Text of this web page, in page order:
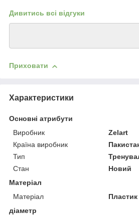
Дивитись всі відгуки
Приховати
Характеристики
Основні атрибути
Виробник
Zelart
Країна виробник
Тип
Стан
Новий
Матеріал
Матеріал
Пластик
діаметр